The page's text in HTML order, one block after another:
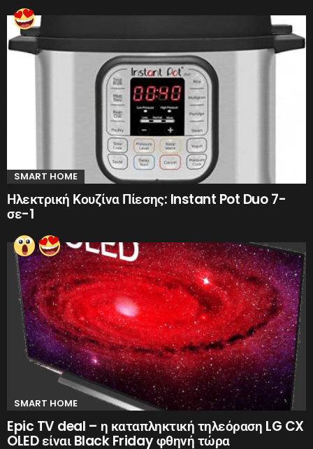
SMART HOME
Ηλεκτρική Κουζίνα Πίεσης: Instant Pot Duo 7-
σε-1
SMART HOME
Epic TV deal – η καταπληκτική τηλεόραση LG CX
OLED είναι Black Friday φθηνή τώρα